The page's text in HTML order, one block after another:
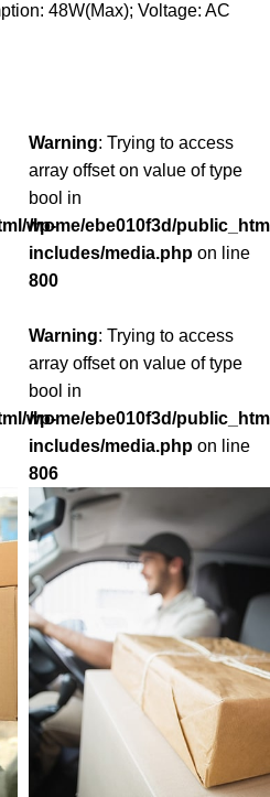
48W(Max); Voltage: AC
wp-
wp-
Warning: Trying to access
array offset on value of type
bool in
/home/ebe010f3d/
includes/media.php on line
800
Warning: Trying to access
array offset on value of type
bool in
/home/ebe010f3d/
includes/media.php on line
806